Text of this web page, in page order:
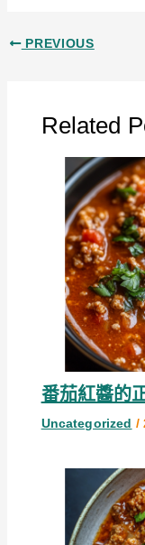
PREVIOUS
Related
番茄紅醬的
Uncategorized /